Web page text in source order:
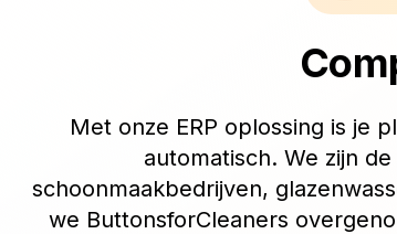
Met onze ERP oplossing is je
automatisch. We zijn
schoonmaakbedrijven,
we ButtonsforCleaners